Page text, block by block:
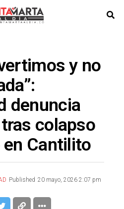
y no
denuncia
colapso
Cantilito
Published 20 mayo, 2026 2:07 pm